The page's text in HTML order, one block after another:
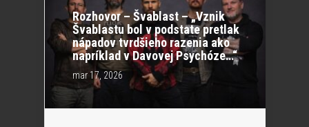
Rozhovor – Švablast – „Vznik
Švablastu bol v podstate pretlak
nápadov tvrdšieho razenia ako
napríklad v Davovej Psychóze…“
mar 17, 2026